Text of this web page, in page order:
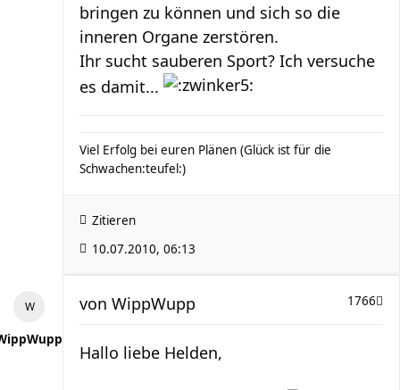
bringen zu können und sich so die
inneren Organe zerstören.
Ihr sucht sauberen Sport? Ich versuche
es damit...
Viel Erfolg bei euren Plänen (Glück ist für die
Schwachen:teufel:)
Zitieren
10.07.2010, 06:13
1766
von WippWupp
Hallo liebe Helden,